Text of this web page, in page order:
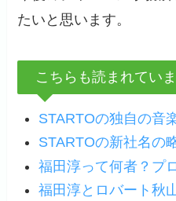
たいと思います。
こちらも読まれていま
STARTOの独自の音
STARTOの新社名の
福田淳って何者？プ
福田淳とロバート秋